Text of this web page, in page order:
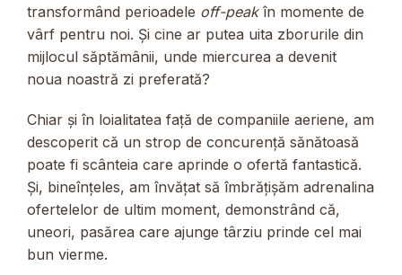
transformând perioadele off-peakîn momente de
vârf pentru noi. Și cine ar putea uita zborurile din
mijlocul săptămânii, unde miercurea a devenit
noua noastră zi preferată?
Chiar și în loialitatea față de companiile aeriene, am
descoperit că un strop de concurență sănătoasă
poate fi scânteia care aprinde o ofertă fantastică.
Și, bineînțeles, am învățat să îmbrățișăm adrenalina
ofertelelor de ultim moment, demonstrând că,
uneori, pasărea care ajunge târziu prinde cel mai
bun vierme.